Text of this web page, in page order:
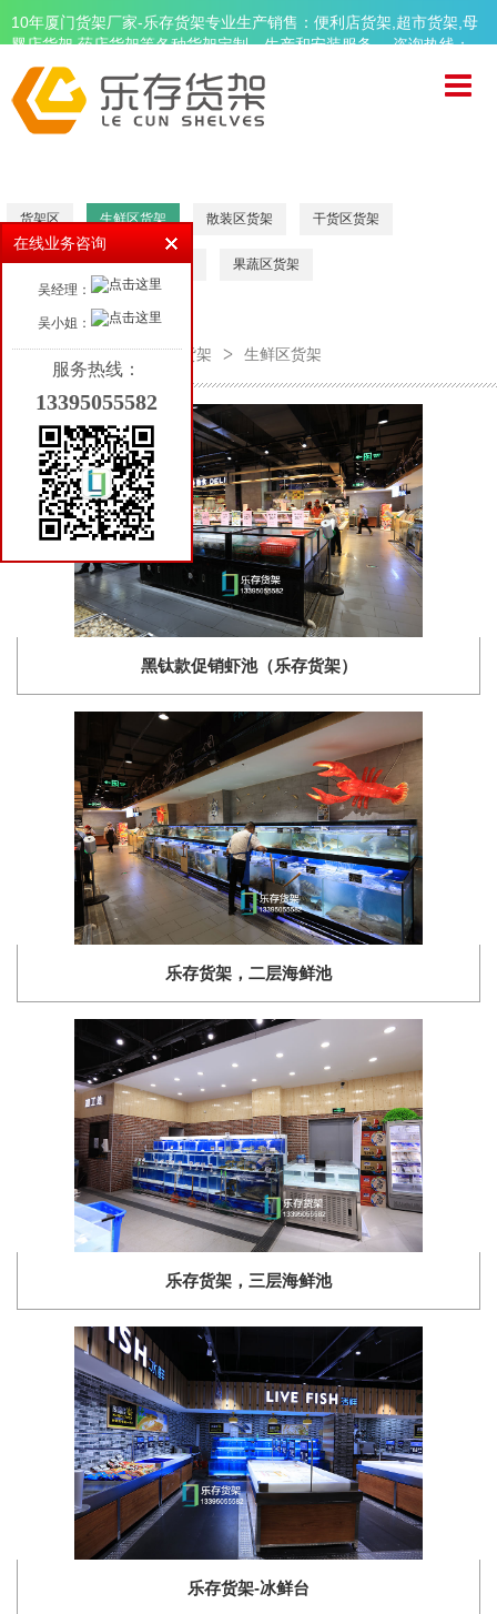
10年厦门货架厂家-乐存货架专业生产销售：便利店货架,超市货架,母
婴店货架,药店货架等各种货架定制、生产和安装服务。 咨询热线：
13395055582
首页
关于乐存
便利店货架
母婴店货架
周边设备
品牌案例
新闻资讯
货架商城
货架区 生鲜区货架 散装区货架 干货区货架
促销区货架 面包区货架 果蔬区货架
首页 精品超市货架 生鲜区货架
黑钛款促销虾池（乐存货架）
乐存货架，二层海鲜池
乐存货架，三层海鲜池
乐存货架-冰鲜台
在线业务咨询
吴经理：
吴小姐：
服务热线：
13395055582